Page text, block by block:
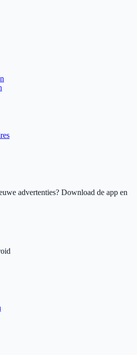
advertenties? Download de app en